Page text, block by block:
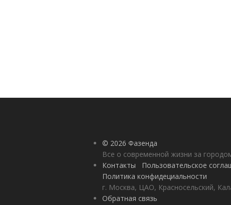
© 2026 Фазенда
Все о современной жизни за
Контакты
Пользовательское
Политика конфидециальности
г. Москва, ЦАО, Красносельский,
Обратная связь